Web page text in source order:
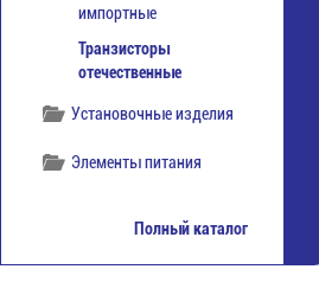
импортные
Транзисторы
отечественные
Установочные изделия
Элементы питания
Полный каталог